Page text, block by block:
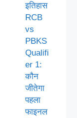
इतिहास
RCB
vs
PBKS
Qualifi
er 1:
कौन
जीतेगा
पहला
फाइनल